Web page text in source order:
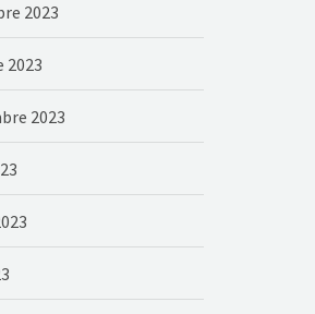
2023
2023
2023